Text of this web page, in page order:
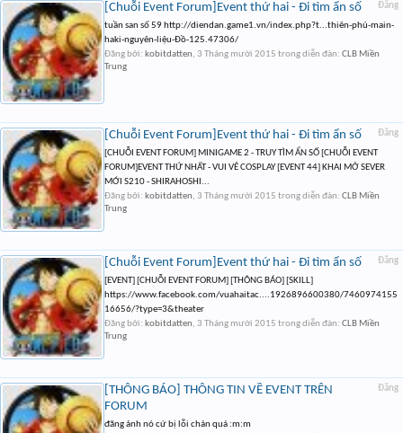
Đăng
[Chuỗi Event Forum]Event thứ hai - Đi tìm ẩn số
tuần san số 59 http://diendan.game1.vn/index.php?t...thiên-phú-main-
haki-nguyên-liệu-Đồ-125.47306/
Đăng bởi: kobitdatten, 3 Tháng mười 2015 trong diễn đàn: CLB Miền
Trung
Đăng
[Chuỗi Event Forum]Event thứ hai - Đi tìm ẩn số
[CHUỖI EVENT FORUM] MINIGAME 2 - TRUY TÌM ẨN SỐ [CHUỖI EVENT
FORUM]EVENT THỨ NHẤT - VUI VẺ COSPLAY [EVENT 44] KHAI MỞ SEVER
MỚI S210 - SHIRAHOSHI...
Đăng bởi: kobitdatten, 3 Tháng mười 2015 trong diễn đàn: CLB Miền
Trung
Đăng
[Chuỗi Event Forum]Event thứ hai - Đi tìm ẩn số
[EVENT] [CHUỖI EVENT FORUM] [THÔNG BÁO] [SKILL]
https://www.facebook.com/vuahaitac....1926896600380/7460974155
16656/?type=3&theater
Đăng bởi: kobitdatten, 3 Tháng mười 2015 trong diễn đàn: CLB Miền
Trung
Đăng
[THÔNG BÁO] THÔNG TIN VỀ EVENT TRÊN
FORUM
đăng ảnh nó cứ bị lỗi chán quá :m:m